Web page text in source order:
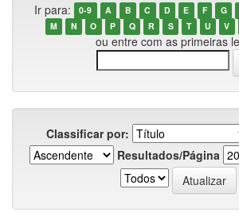
Ir para: 0-9 A B C D E F G
M
N O P Q R S T U V
ou entre com as primeiras
Classificar por:
Resultados/Página